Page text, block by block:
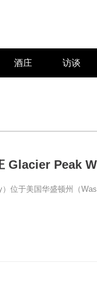
酒庄 访谈
Glacier Peak
位于美国华盛顿州（